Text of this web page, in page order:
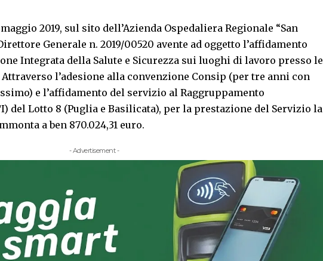
2019, sul sito dell’Azienda Ospedaliera Regionale “San
Generale n. 2019/00520 avente ad oggetto l’affidamento
Integrata della Salute e Sicurezza sui luoghi di lavoro presso le
l’adesione alla convenzione Consip (per tre anni con
e l’affidamento del servizio al Raggruppamento
del Lotto 8 (Puglia e Basilicata), per la prestazione del Servizio la
a ben 870.024,31 euro.
- Advertisement -